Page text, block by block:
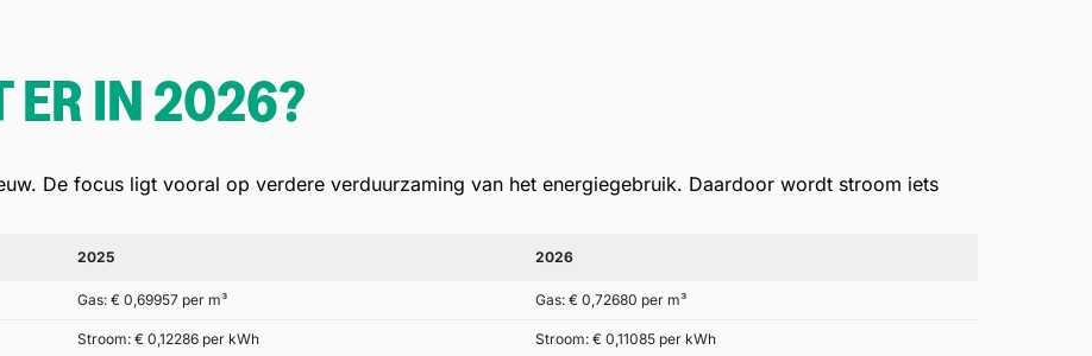
ER IN 2026?
De focus ligt vooral op verdere verduurzaming van het energiegebruik. Daardoor wordt stroom iets
2025 2026
Gas: € 0,69957 per m³ Gas: € 0,72680 per m³
Stroom: € 0,12286 per kWh Stroom: € 0,11085 per kWh